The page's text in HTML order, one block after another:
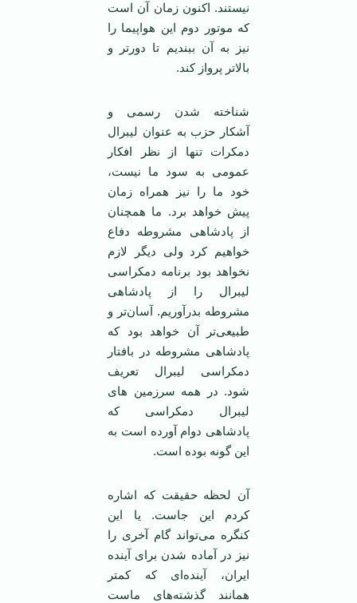
نیستند. اکنون زمان آن است
که موتور دوم این هواپیما را
نیز به آن ببندیم تا دورتر و
بالاتر پرواز کند.
شناخته شدن رسمی ‌و
آشکار حزب به عنوان لیبرال
دمکرات تنها از نظر افکار
عمومی ‌به سود ما نیست،
خود ما را نیز همراه زمان
پیش خواهد برد. ما همچنان
از پادشاهی مشروطه دفاع
خواهیم کرد ولی دیگر لازم
نخواهد بود برنامه دمکراسی
لیبرال را از پادشاهی
مشروطه بدرآوریم. آسان‌تر و
طبیعی‌تر آن خواهد بود که
پادشاهی مشروطه در بافتار
دمکراسی لیبرال تعریف
شود. در همه سرزمین های
لیبرال دمکراسی که
پادشاهی دوام آورده است به
این گونه بوده است.
آن لحظه حقیقت که اشاره
کردم این جاست. یا این
کنگره می‌تواند گام آخری را
نیز در آماده شدن برای آینده
ایران، آینده‌ای که کمتر
همانند گذشته‌های ماست